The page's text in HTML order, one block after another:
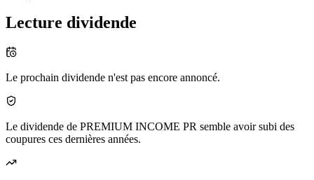
Lecture dividende
Le prochain dividende n'est pas encore annoncé.
Le dividende de PREMIUM INCOME PR semble avoir subi des
coupures ces dernières années.